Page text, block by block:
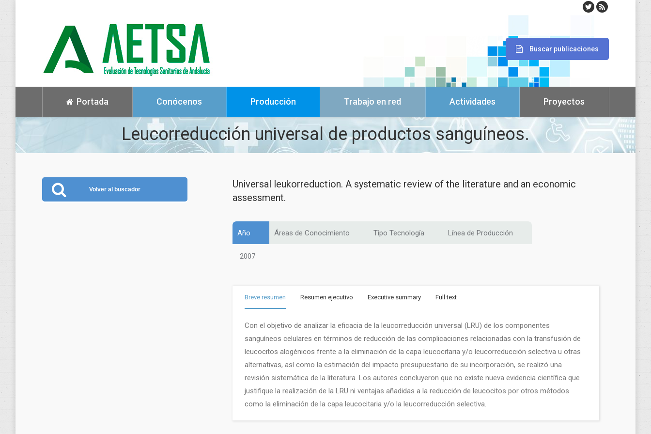
Buscar publicaciones
Portada Conócenos Producción Trabajo en red Actividades Proyectos
Leucorreducción universal de productos sanguíneos.
Volver al buscador
Universal leukorreduction. A systematic review of the literature and an economic
assessment.
Año Áreas de Conocimiento Tipo Tecnología Línea de Producción
2007
Breve resumen Resumen ejecutivo Executive summary Full text
Con el objetivo de analizar la eficacia de la leucorreducción universal (LRU) de los componentes
sanguíneos celulares en términos de reducción de las complicaciones relacionadas con la transfusión de
leucocitos alogénicos frente a la eliminación de la capa leucocitaria y/o leucorreducción selectiva u otras
alternativas, así como la estimación del impacto presupuestario de su incorporación, se realizó una
revisión sistemática de la literatura. Los autores concluyeron que no existe nueva evidencia científica que
justifique la realización de la LRU ni ventajas añadidas a la reducción de leucocitos por otros métodos
como la eliminación de la capa leucocitaria y/o la leucorreducción selectiva.